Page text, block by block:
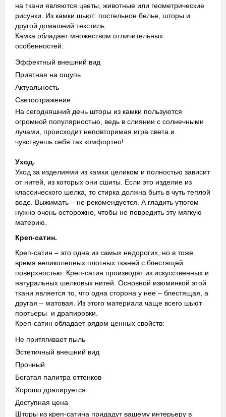
на ткани являются цветы, животные или геометрические
рисунки. Из камки шьют: постельное белье, шторы и
другой домашний текстиль.
Камка обладает множеством отличительных
особенностей:
Эффектный внешний вид
Приятная на ощупь
Актуальность
Светоотражение
На сегодняшний день шторы из камки пользуются
огромной популярностью, ведь в слиянии с солнечными
лучами, происходит неповторимая игра света и
чувствуешь себя так комфортно!
Уход.
Уход за изделиями из камки целиком и полностью зависит
от нитей, из которых они сшиты. Если это изделие из
классического шелка, то стирка должна быть в чуть теплой
воде. Выжимать – не рекомендуется. А гладить утюгом
нужно очень осторожно, чтобы не повредить эту мягкую
материю.
Креп-сатин.
Креп-сатин – это одна из самых недорогих, но в тоже
время великолепных плотных тканей с блестящей
поверхностью. Креп-сатин производят из искусственных и
натуральных шелковых нитей. Основной изюминкой этой
ткани является то, что одна сторона у нее – блестящая, а
другая – матовая. Из этого материала чаще всего шьют
портьеры и драпировки.
Креп-сатин обладает рядом ценных свойств:
Не притягивает пыль
Эстетичный внешний вид
Прочный
Богатая палитра оттенков
Хорошо драпируется
Доступная цена
Шторы из креп-сатина придадут вашему интерьеру в